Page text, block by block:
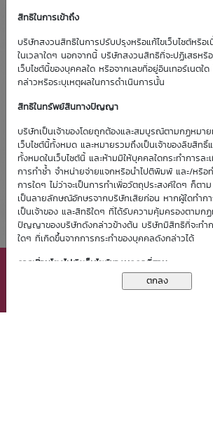
สิทธิในการเข้าถึง
บริษัทสงวนสิทธิในการปรับปรุงหรือแก้ไขเว็บไซต์หรือ
ในเวลาใดๆ นอกจากนี้ บริษัทสงวนสิทธิที่จะปฏิเสธหรื
เว็บไซต์นี้ของบุคคลใด หรือจากเลขที่อยู่อินเทอร์เนตใ
กล่าวหรือระบุเหตุผลในการดำเนินการนั้น
สิทธิในทรัพย์สินทางปัญญา
บริษัทเป็นเจ้าของโดยถูกต้องและสมบูรณ์ตามกฏหมาย
เว็บไซต์นี้ทั้งหมด และหมายรวมถึงเป็นเจ้าของลิขสิทธิ์
ทั้งหมดในเว็บไซต์นี้ และห้ามมิให้บุคคลใดกระทำการละ
การทำซ้ำ จำหน่ายจ่ายแจกหรือนำไปตีพิมพ์ และ/หรือ
การใดๆ ไม่ว่าจะเป็นการทำเพื่อวัตถุประสงค์ใดๆ ก็ต
เป็นลายลักษณ์อักษรจากบริษัทเสียก่อน หากผู้ใดทำกา
เป็นเจ้าของ และสิทธิใดๆ ที่ได้รับความคุ้มครองตาม
ปัญญาของบริษัทดังกล่าวข้างต้น บริษัทมีสิทธิที่จะทำก
ใดๆ ที่เกิดขึ้นจากการกระทำของบุคคลดังกล่าวได้
การเชื่อมโยงไปยังเว็บไซต์ของบุคคลที่สาม
การเชื่อมโยงเว็บไซต์นี้กับเว็บไซต์ของบุคคลที่สามเป็น
เว็บไซต์นี้มีการจัดเก็บคุกกี้ (Cookies) เพื่อช่วยเพิ่มประสิทธิภาพ
การให้บริการแก่ท่าน การใช้งานเว็บไซต์นี้ถือเป็นการยินยอมให้บริ
จัดเก็บและใช้คุกกี้ของท่าน โปรดกด
เพื่อศึกษารายละเอียด